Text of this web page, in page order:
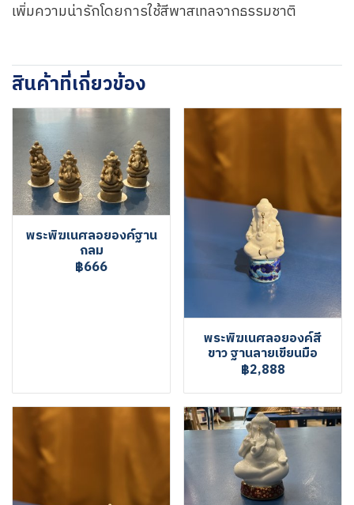
เพิ่มความน่ารักโดยการใช้สีพาสเทลจากธรรมชาติ
สินค้าที่เกี่ยวข้อง
พระพิฆเนศลอยองค์ฐาน
กลม
฿666
พระพิฆเนศลอยองค์สี
ขาว ฐานลายเขียนมือ
฿2,888